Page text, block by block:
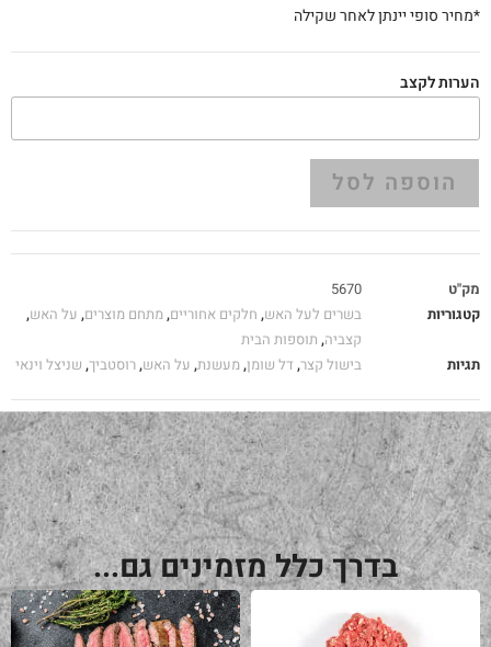
*מחיר סופי יינתן לאחר שקילה
הערות לקצב
הוספה לסל
מק"ט
5670
קטגוריות
בשרים לעל האש, חלקים אחוריים,מתחם מוצרים, על האש,
קצביה, תוספות הבית
תגיות
בישול קצר, דל שומן,מעשנת, על האש,רוסטביך, שניצל וינאי
בדרך כלל מזמינים גם...